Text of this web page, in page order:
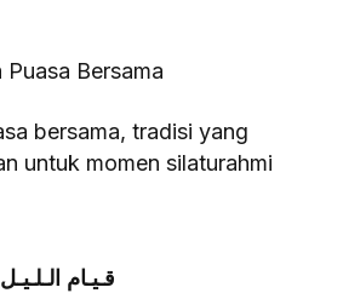
Bersama
bersama, tradisi yang
untuk momen silaturahmi
قـيـام الـلـيـل